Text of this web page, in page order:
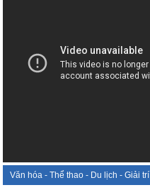
Văn hóa - Thể thao - Du lịch - Giải trí